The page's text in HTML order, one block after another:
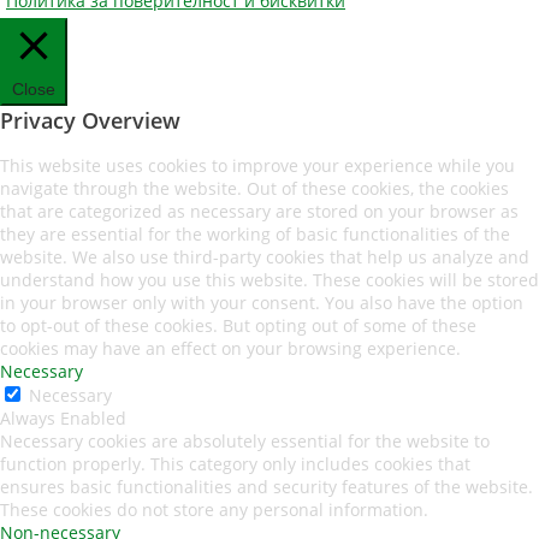
Close
Privacy Overview
This website uses cookies to improve your experience while you
navigate through the website. Out of these cookies, the cookies
that are categorized as necessary are stored on your browser as
they are essential for the working of basic functionalities of the
website. We also use third-party cookies that help us analyze and
understand how you use this website. These cookies will be stored
in your browser only with your consent. You also have the option
to opt-out of these cookies. But opting out of some of these
cookies may have an effect on your browsing experience.
Necessary
Necessary
Always Enabled
Necessary cookies are absolutely essential for the website to
function properly. This category only includes cookies that
ensures basic functionalities and security features of the website.
These cookies do not store any personal information.
Non-necessary